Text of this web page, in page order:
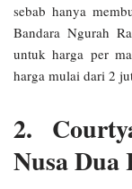
sebab hanya
Bandara Ngurah
untuk harga per
harga mulai dari 2
2.
Nusa Dua